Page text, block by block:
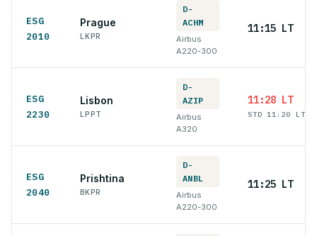
ESG
2010
Prague
LKPR
D-
ACHM
Airbus
A220-300
11:15 LT
ESG
2230
Lisbon
LPPT
D-
AZIP
Airbus
A320
11:28 LT
STD 11:20 LT
ESG
2040
Prishtina
BKPR
D-
ANBL
Airbus
A220-300
11:25 LT